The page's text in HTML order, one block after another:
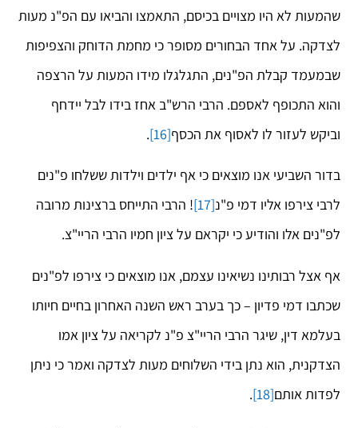
שהמעות לא היו מצויים בכיסם, התאמצו והביאו עם הפ"נ מעות
לצדקה. על אחד הבחורים מסופר כי מחמת הדוחק והצפיפות
שבמעמד קבלת הפ"נים, התגלגלו מידו המעות על הרצפה
והוא התכופף לאספם. הרבי הרש"ב אחז בידו לבל יידחף
וביקש לעזור לו לאסוף את הכסף[16]
.
בדור השביעי אנו מוצאים כי אף ילדים וילדות ששלחו פ"נים
לרבי צירפו אליו דמי פ"נ[17]
! הרבי התייחס ברצינות מרובה
לפ"נים אלו והודיע כי יקראם על ציון חמיו הרבי הריי"צ.
אף אצל רבותינו נשיאינו עצמם, אנו מוצאים כי צירפו לפ"נים
שכתבו דמי פדיון – כך בערב ראש השנה האחרון בחיים חיותו
בעלמא דין, שיגר הרבי הריי"צ פ"נ לקריאה על ציון אמו
הצדקנית, הוא נתן בידי השלוחים מעות לצדקה ואמר כי ניתן
לפדות אותם[18]
.